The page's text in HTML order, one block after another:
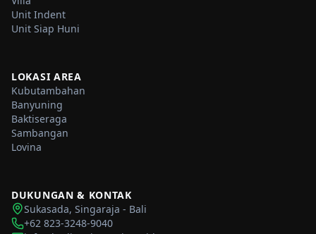
Unit Indent
Unit Siap Huni
LOKASI AREA
Kubutambahan
Banyuning
Baktiseraga
Sambangan
Lovina
DUKUNGAN & KONTAK
Sukasada, Singaraja - Bali
+62 823-3248-9040